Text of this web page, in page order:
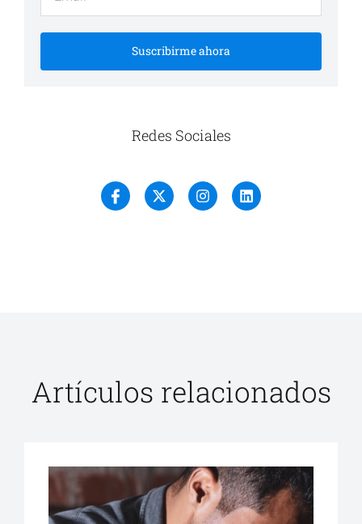
Suscribirme ahora
Redes Sociales
Artículos relacionados